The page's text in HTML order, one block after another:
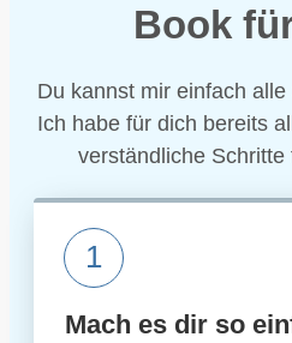
Book
Du kannst mir einfach
Ich habe für dich bereits
verständliche
1
Mach es dir so